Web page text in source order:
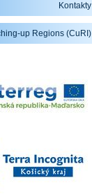
Kontakty
up Regions (CuRI)